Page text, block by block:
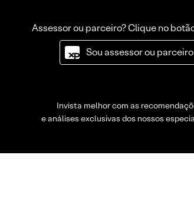
Assessor ou parceiro? Clique no
Sou assessor ou parceiro
Invista melhor com as
e análises exclusivas dos nossos